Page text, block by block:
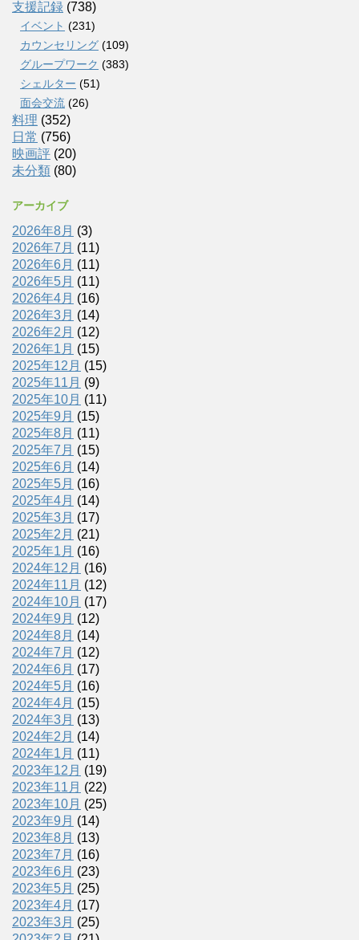
支援記録 (738)
イベント (231)
カウンセリング (109)
グループワーク (383)
シェルター (51)
面会交流 (26)
料理 (352)
日常 (756)
映画評 (20)
未分類 (80)
アーカイブ
2026年8月 (3)
2026年7月 (11)
2026年6月 (11)
2026年5月 (11)
2026年4月 (16)
2026年3月 (14)
2026年2月 (12)
2026年1月 (15)
2025年12月 (15)
2025年11月 (9)
2025年10月 (11)
2025年9月 (15)
2025年8月 (11)
2025年7月 (15)
2025年6月 (14)
2025年5月 (16)
2025年4月 (14)
2025年3月 (17)
2025年2月 (21)
2025年1月 (16)
2024年12月 (16)
2024年11月 (12)
2024年10月 (17)
2024年9月 (12)
2024年8月 (14)
2024年7月 (12)
2024年6月 (17)
2024年5月 (16)
2024年4月 (15)
2024年3月 (13)
2024年2月 (14)
2024年1月 (11)
2023年12月 (19)
2023年11月 (22)
2023年10月 (25)
2023年9月 (14)
2023年8月 (13)
2023年7月 (16)
2023年6月 (23)
2023年5月 (25)
2023年4月 (17)
2023年3月 (25)